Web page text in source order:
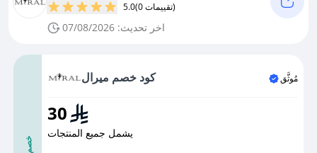
5.0 (0 تقييمات)
اخر تحديث: 07/08/2026
خصم
كود خصم ميرال مُوثَّق
30
يشمل جميع المنتجات